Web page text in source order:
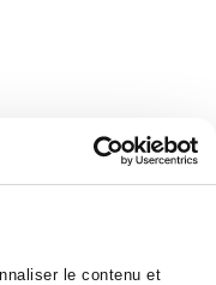
le contenu et